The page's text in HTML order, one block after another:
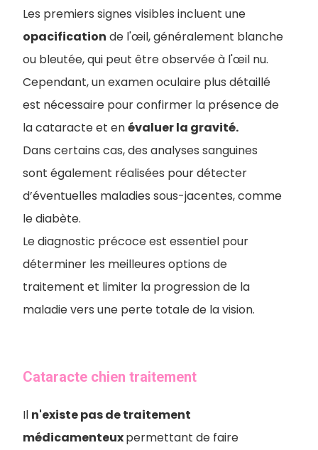
Les premiers signes visibles incluent une
opacification de l'œil, généralement blanche
ou bleutée, qui peut être observée à l'œil nu.
Cependant, un examen oculaire plus détaillé
est nécessaire pour confirmer la présence de
la cataracte et enévaluer la gravité.
Dans certains cas, des analyses sanguines
sont également réalisées pour détecter
d’éventuelles maladies sous-jacentes, comme
le diabète.
Le diagnostic précoce est essentiel pour
déterminer les meilleures options de
traitement et limiter la progression de la
maladie vers une perte totale de la vision.
Cataracte chien traitement
Il n'existe pas de traitement
médicamenteuxpermettant de faire